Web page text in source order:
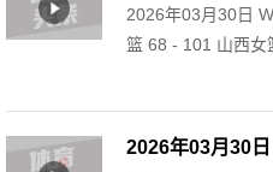
武汉女篮 68 -
2026年03月30日
篮 68 - 101 山西女
2026年03月30